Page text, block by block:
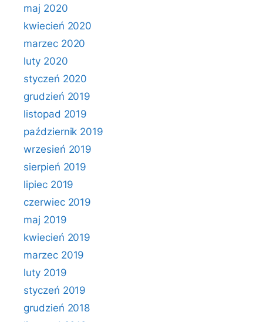
maj 2020
kwiecień 2020
marzec 2020
luty 2020
styczeń 2020
grudzień 2019
listopad 2019
październik 2019
wrzesień 2019
sierpień 2019
lipiec 2019
czerwiec 2019
maj 2019
kwiecień 2019
marzec 2019
luty 2019
styczeń 2019
grudzień 2018